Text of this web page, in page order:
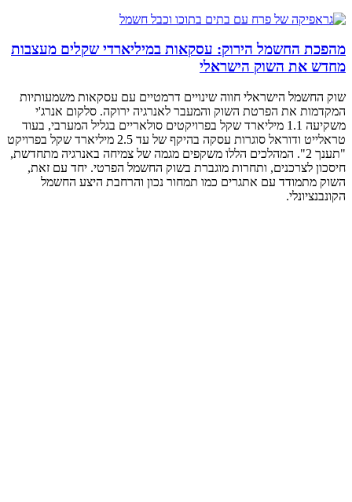
מהפכת החשמל הירוק: עסקאות במיליארדי שקלים מעצבות
מחדש את השוק הישראלי
שוק החשמל הישראלי חווה שינויים דרמטיים עם עסקאות משמעותיות
המקדמות את הפרטת השוק והמעבר לאנרגיה ירוקה. סלקום אנרג'י
משקיעה 1.1 מיליארד שקל בפרויקטים סולאריים בגליל המערבי, בעוד
טראלייט ודוראל סוגרות עסקה בהיקף של עד 2.5 מיליארד שקל בפרויקט
"תענך 2". המהלכים הללו משקפים מגמה של צמיחה באנרגיה מתחדשת,
חיסכון לצרכנים, ותחרות מוגברת בשוק החשמל הפרטי. יחד עם זאת,
השוק מתמודד עם אתגרים כמו תמחור נכון והרחבת היצע החשמל
הקונבנציונלי.